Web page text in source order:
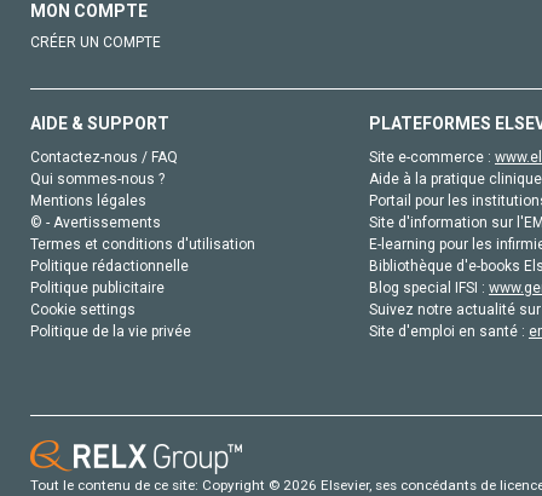
MON COMPTE
CRÉER UN COMPTE
AIDE & SUPPORT
Contactez-nous / FAQ
Qui sommes-nous ?
Mentions légales
© - Avertissements
Termes et conditions d'utilisation
Politique rédactionnelle
Politique publicitaire
Cookie settings
Politique de la vie privée
PLATEFORMES
Site e-commerce :
Aide à la pratique
Portail pour les
Site d'information sur
E-learning pour les
Bibliothèque d'e-books
Blog special IFSI :
Suivez notre actualité
Site d'emploi en santé :
Tout le contenu de ce site: Copyright © 2026 Elsevier, ses concédants de